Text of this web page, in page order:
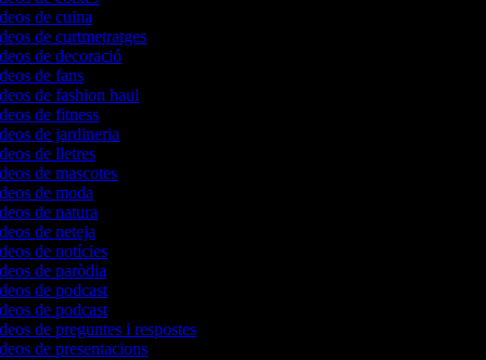
de cuina
de curtmetratges
de decoració
de fans
de fashion haul
de fitness
de jardineria
de lletres
de mascotes
de moda
de natura
de neteja
de notícies
de paròdia
de podcast
de podcast
de preguntes i respostes
de presentacions